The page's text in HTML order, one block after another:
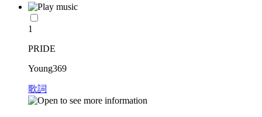
1
PRIDE
Young369
歌詞